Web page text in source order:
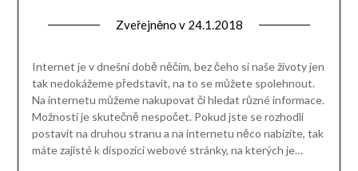
Zveřejněno v 24.1.2018
Internet je v dnešní době něčím, bez čeho si naše životy jen
tak nedokážeme představit, na to se můžete spolehnout.
Na internetu můžeme nakupovat či hledat různé informace.
Možností je skutečně nespočet. Pokud jste se rozhodli
postavit na druhou stranu a na internetu něco nabízíte, tak
máte zajisté k dispozici webové stránky, na kterých je…